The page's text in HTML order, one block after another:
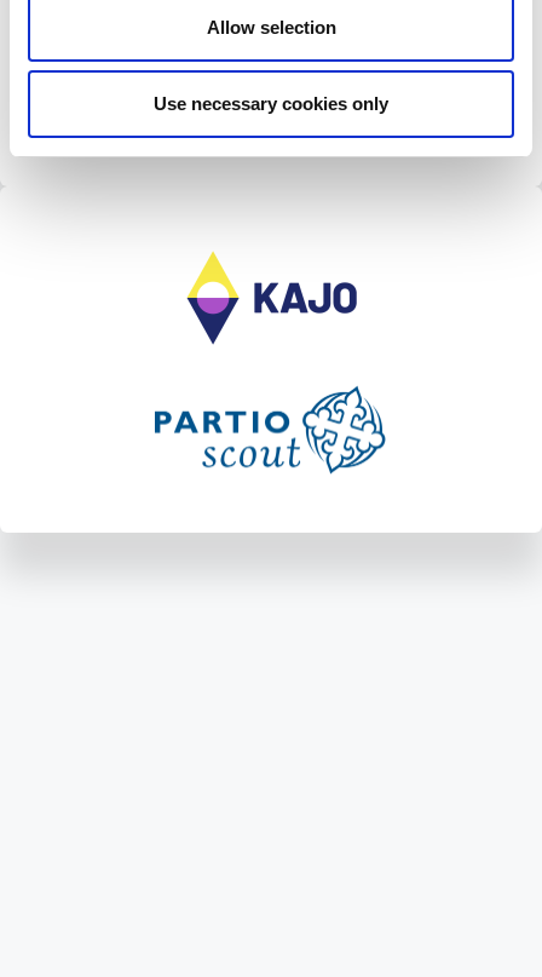
Allow selection
Use necessary cookies only
Takaisin etusivulle